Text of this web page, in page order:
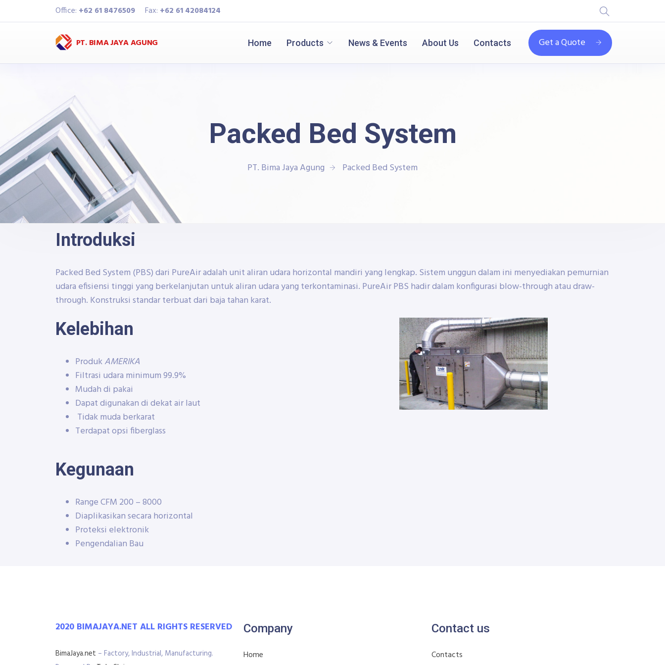
Office: +62 61 8476509 Fax: +62 61 42084124
PT. BIMA JAYA AGUNG Home Products News & Events About Us Contacts Get a Quote
Packed Bed System
PT. Bima Jaya Agung Packed Bed System
Introduksi
Packed Bed System (PBS) dari PureAir adalah unit aliran udara horizontal mandiri yang lengkap. Sistem unggun dalam ini menyediakan pemurnian
udara efisiensi tinggi yang berkelanjutan untuk aliran udara yang terkontaminasi. PureAir PBS hadir dalam konfigurasi blow-through atau draw-
through. Konstruksi standar terbuat dari baja tahan karat.
Kelebihan
ProdukAMERIKA
Filtrasi udara minimum 99.9%
Mudah di pakai
Dapat digunakan di dekat air laut
Tidak muda berkarat
Terdapat opsi fiberglass
Kegunaan
Range CFM 200 – 8000
Diaplikasikan secara horizontal
Proteksi elektronik
Pengendalian Bau
2020 BIMAJAYA.NET ALL RIGHTS RESERVED
BimaJaya.net – Factory, Industrial, Manufacturing.
Company
Home
Contact us
Contacts